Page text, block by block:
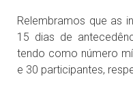
Relembramos que as
15 dias de
tendo como número
e 30 participantes,